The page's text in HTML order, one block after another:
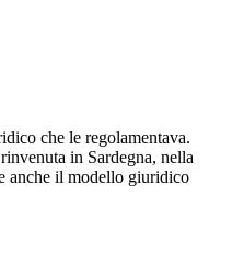
che le regolamentava.
in Sardegna, nella
anche il modello giuridico